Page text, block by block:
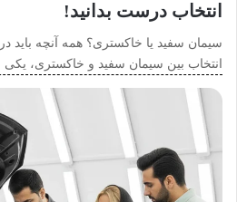
انتخاب درست بدانید!
سیمان سفید یا خاکستری؟ همه آنچه باید
انتخاب بین سیمان سفید و خاکستری،